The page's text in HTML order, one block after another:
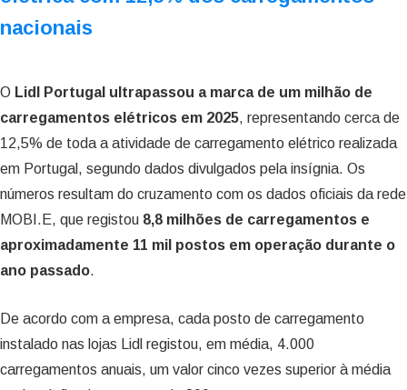
nacionais
O Lidl Portugal ultrapassou a marca de um milhão de
carregamentos elétricos em 2025, representando cerca de
12,5% de toda a atividade de carregamento elétrico realizada
em Portugal, segundo dados divulgados pela insígnia. Os
números resultam do cruzamento com os dados oficiais da rede
MOBI.E, que registou 8,8 milhões de carregamentos e
aproximadamente 11 mil postos em operação durante o
ano passado.
De acordo com a empresa, cada posto de carregamento
instalado nas lojas Lidl registou, em média, 4.000
carregamentos anuais, um valor cinco vezes superior à média